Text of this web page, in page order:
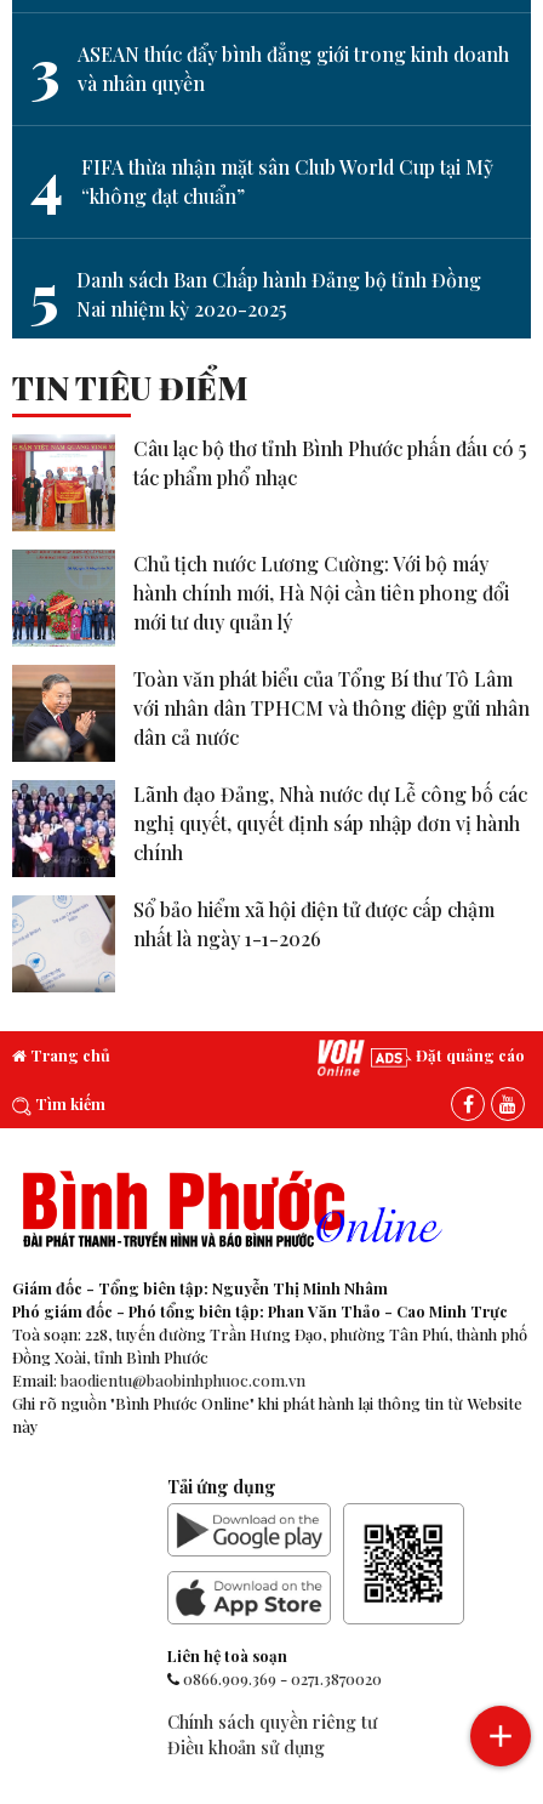
3
ASEAN thúc đẩy bình đẳng giới trong kinh doanh
và nhân quyền
4
FIFA thừa nhận mặt sân Club World Cup tại Mỹ
“không đạt chuẩn”
5
Danh sách Ban Chấp hành Đảng bộ tỉnh Đồng
Nai nhiệm kỳ 2020-2025
TIN TIÊU ĐIỂM
Câu lạc bộ thơ tỉnh Bình Phước phấn đấu có 5
tác phẩm phổ nhạc
Chủ tịch nước Lương Cường: Với bộ máy
hành chính mới, Hà Nội cần tiên phong đổi
mới tư duy quản lý
Toàn văn phát biểu của Tổng Bí thư Tô Lâm
với nhân dân TPHCM và thông điệp gửi nhân
dân cả nước
Lãnh đạo Đảng, Nhà nước dự Lễ công bố các
nghị quyết, quyết định sáp nhập đơn vị hành
chính
Sổ bảo hiểm xã hội điện tử được cấp chậm
nhất là ngày 1-1-2026
Trang chủ Đặt quảng cáo
Tìm kiếm
Giám đốc - Tổng biên tập: Nguyễn Thị Minh Nhâm
Phó giám đốc - Phó tổng biên tập: Phan Văn Thảo - Cao Minh Trực
Toà soạn: 228, tuyến đường Trần Hưng Đạo, phường Tân Phú, thành phố
Đồng Xoài, tỉnh Bình Phước
Email: baodientu@baobinhphuoc.com.vn
Ghi rõ nguồn "Bình Phước Online" khi phát hành lại thông tin từ Website
này
Tải ứng dụng
Liên hệ toà soạn
0866.909.369-0271.3870020
Chính sách quyền riêng tư
Điều khoản sử dụng